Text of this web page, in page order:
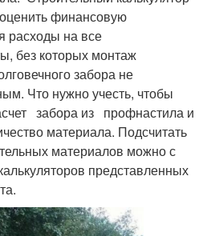
финансовую
расходы на все
без которых монтаж
забора не
Что нужно учесть, чтобы
забора из профнастила и
материала. Подсчитать
материалов можно с
представленных